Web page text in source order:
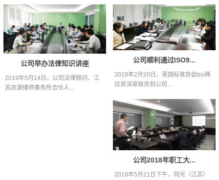
公司举办法律知识讲座
2019年5月14日，公司法律顾问、江
苏庆源律师事务所合伙人...
公司顺利通过ISO9...
2019年2月20日，英国标准协会bsi两
位资深审核员到公司...
公司2018年职工大...
2018年5月21日下午，同光（江苏）